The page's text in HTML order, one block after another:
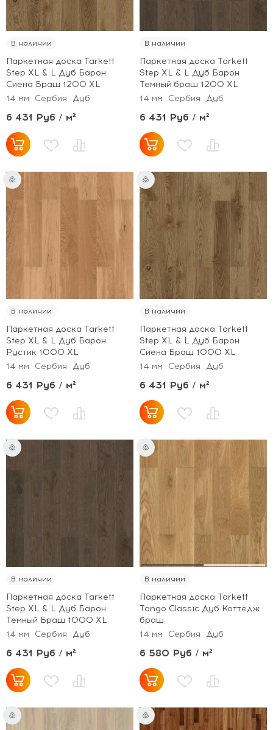
В наличии
Паркетная доска Tarkett
Step XL & L Дуб Барон
Сиена Браш 1200 XL
14 мм
Сербия Дуб
6 431 Руб / м²
В наличии
Паркетная доска Tarkett
Step XL & L Дуб Барон
Темный браш 1200 XL
14 мм
Сербия Дуб
6 431 Руб / м²
В наличии
Паркетная доска Tarkett
Step XL & L Дуб Барон
Рустик 1000 XL
14 мм
Сербия Дуб
6 431 Руб / м²
В наличии
Паркетная доска Tarkett
Step XL & L Дуб Барон
Сиена Браш 1000 XL
14 мм
Сербия Дуб
6 431 Руб / м²
В наличии
Паркетная доска Tarkett
Step XL & L Дуб Барон
Темный Браш 1000 XL
14 мм
Сербия Дуб
6 431 Руб / м²
В наличии
Паркетная доска Tarkett
Tango Classic Дуб Коттедж
браш
14 мм
Сербия Дуб
6 580 Руб / м²